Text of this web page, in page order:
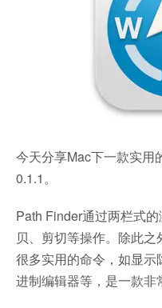
今天分享Mac下一款实
0.1.1。
Path Finder通过两栏式
贝、剪切等操作。除此
很多实用的命令，如显
进制编辑器等，是一款非